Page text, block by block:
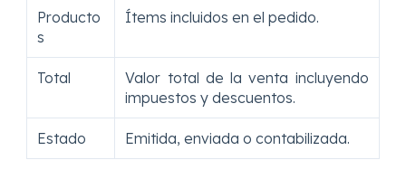
Producto
s
Ítems incluidos en el pedido.
Total
Valor total de la venta incluyendo
impuestos y descuentos.
Estado Emitida, enviada o contabilizada.